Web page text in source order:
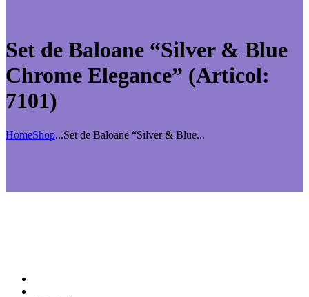
Set de Baloane “Silver & Blue
Chrome Elegance” (Articol:
7101)
HomeShop...Set de Baloane “Silver & Blue...